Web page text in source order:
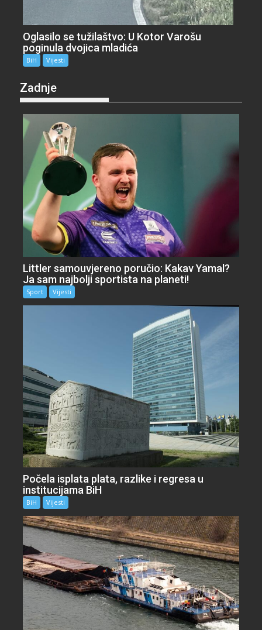
Oglasilo se tužilaštvo: U Kotor Varošu
poginula dvojica mladića
BiH Vijesti
Zadnje
Littler samouvjereno poručio: Kakav Yamal?
Ja sam najbolji sportista na planeti!
Sport Vijesti
Počela isplata plata, razlike i regresa u
institucijama BiH
BiH Vijesti